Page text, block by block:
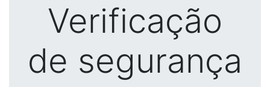
Verificação
de segurança